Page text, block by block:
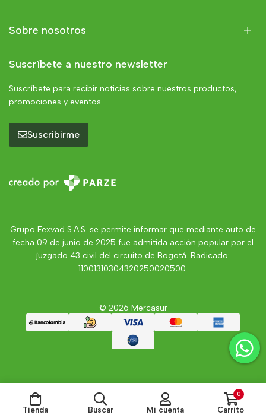
Sobre nosotros
Suscríbete a nuestro newsletter
Suscríbete para recibir noticias sobre nuestros productos,
promociones y eventos.
Suscribirme
Grupo Fexvad S.A.S. se permite informar que mediante auto de
fecha 09 de junio de 2025 fue admitida acción popular por el
juzgado 43 civil del circuito de Bogotá. Radicado:
11001310304320250020500.
© 2026 Mercasur
Tienda Buscar Mi cuenta
0
Carrito